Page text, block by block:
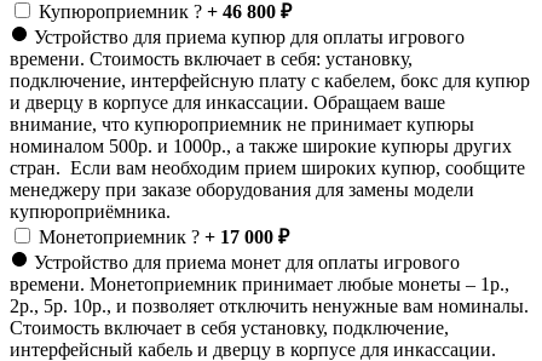
Купюроприемник ? + 46 800 ₽
Устройство для приема купюр для оплаты игрового
времени. Стоимость включает в себя: установку,
подключение, интерфейсную плату с кабелем, бокс для купюр
и дверцу в корпусе для инкассации. Обращаем ваше
внимание, что купюроприемник не принимает купюры
номиналом 500р. и 1000р., а также широкие купюры других
стран. Если вам необходим прием широких купюр, сообщите
менеджеру при заказе оборудования для замены модели
купюроприёмника.
Монетоприемник ? + 17 000 ₽
Устройство для приема монет для оплаты игрового
времени. Монетоприемник принимает любые монеты – 1р.,
2р., 5р. 10р., и позволяет отключить ненужные вам номиналы.
Стоимость включает в себя установку, подключение,
интерфейсный кабель и дверцу в корпусе для инкассации.